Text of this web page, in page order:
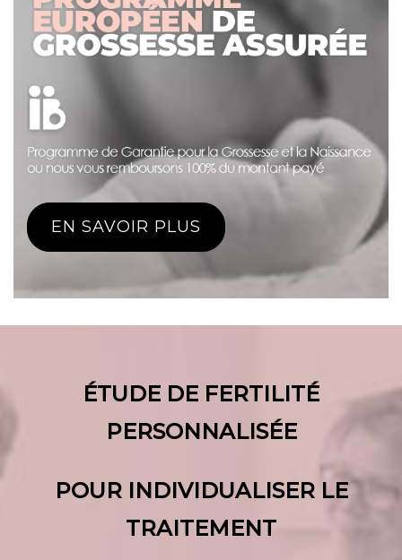
EN SAVOIR PLUS
ÉTUDE DE FERTILITÉ
PERSONNALISÉE
POUR INDIVIDUALISER LE
TRAITEMENT